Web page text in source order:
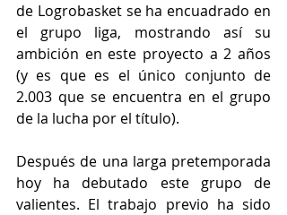
de Logrobasket se ha encuadrado en
el grupo liga, mostrando así su
ambición en este proyecto a 2 años
(y es que es el único conjunto de
2.003 que se encuentra en el grupo
de la lucha por el título).
Después de una larga pretemporada
hoy ha debutado este grupo de
valientes. El trabajo previo ha sido